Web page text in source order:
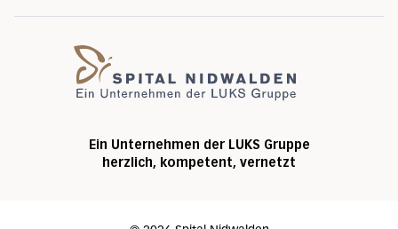
Ein Unternehmen der LUKS Gruppe
herzlich, kompetent, vernetzt